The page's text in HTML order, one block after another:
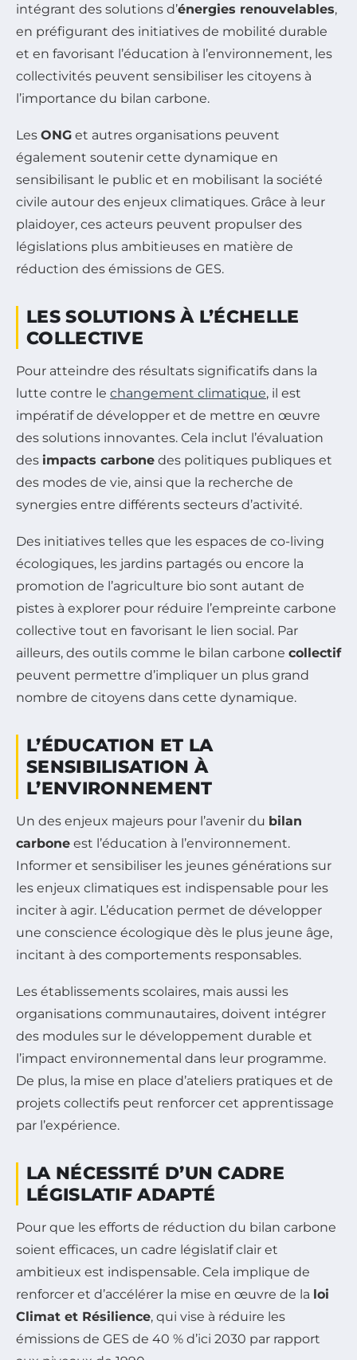
intégrant des solutions d’énergies renouvelables,
en préfigurant des initiatives de mobilité durable
et en favorisant l’éducation à l’environnement, les
collectivités peuvent sensibiliser les citoyens à
l’importance du bilan carbone.
Les ONG et autres organisations peuvent
également soutenir cette dynamique en
sensibilisant le public et en mobilisant la société
civile autour des enjeux climatiques. Grâce à leur
plaidoyer, ces acteurs peuvent propulser des
législations plus ambitieuses en matière de
réduction des émissions de GES.
LES SOLUTIONS À L’ÉCHELLE
COLLECTIVE
Pour atteindre des résultats significatifs dans la
lutte contre le changement climatique, il est
impératif de développer et de mettre en œuvre
des solutions innovantes. Cela inclut l’évaluation
des impacts carbone des politiques publiques et
des modes de vie, ainsi que la recherche de
synergies entre différents secteurs d’activité.
Des initiatives telles que les espaces de co-living
écologiques, les jardins partagés ou encore la
promotion de l’agriculture bio sont autant de
pistes à explorer pour réduire l’empreinte carbone
collective tout en favorisant le lien social. Par
ailleurs, des outils comme le bilan carbone collectif
peuvent permettre d’impliquer un plus grand
nombre de citoyens dans cette dynamique.
L’ÉDUCATION ET LA
SENSIBILISATION À
L’ENVIRONNEMENT
Un des enjeux majeurs pour l’avenir du bilan
carbone est l’éducation à l’environnement.
Informer et sensibiliser les jeunes générations sur
les enjeux climatiques est indispensable pour les
inciter à agir. L’éducation permet de développer
une conscience écologique dès le plus jeune âge,
incitant à des comportements responsables.
Les établissements scolaires, mais aussi les
organisations communautaires, doivent intégrer
des modules sur le développement durable et
l’impact environnemental dans leur programme.
De plus, la mise en place d’ateliers pratiques et de
projets collectifs peut renforcer cet apprentissage
par l’expérience.
LA NÉCESSITÉ D’UN CADRE
LÉGISLATIF ADAPTÉ
Pour que les efforts de réduction du bilan carbone
soient efficaces, un cadre législatif clair et
ambitieux est indispensable. Cela implique de
renforcer et d’accélérer la mise en œuvre de la loi
Climat et Résilience, qui vise à réduire les
émissions de GES de 40 % d’ici 2030 par rapport